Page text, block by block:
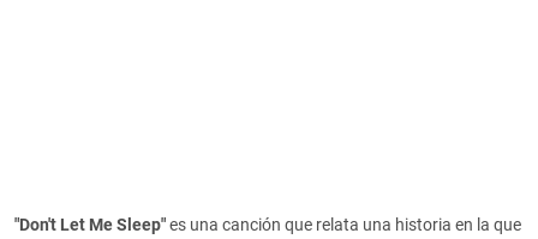
"Don't Let Me Sleep"es una canción que relata una historia en la que